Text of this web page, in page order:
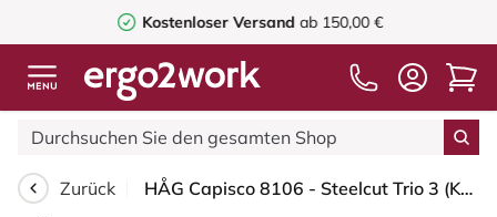
Kostenloser Versandab 150,00 €
Zurück HÅG Capisco 8106 - Steelcut Trio 3 (Kvadrat) - Wolle / Polyamid - STT153 - Grey - Schwarz - 150mm (Sitzhöhe 40-55cm) - Harte Rollen für weiche Böden